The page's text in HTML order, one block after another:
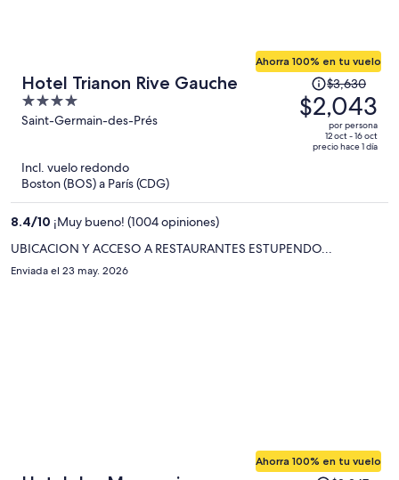
Hotel Trianon Rive Gauche
4
out
Saint-Germain-des-Prés
Ahorra 100% en tu vuelo
precio
era
$3,630
$2,043
$3,630
$2,043
por persona
12 oct - 16 oct
precio hace 1 día
Incl. vuelo redondo
Boston (BOS) a París (CDG)
8.4/10 ¡Muy bueno! (1004 opiniones)
UBICACION Y ACCESO A RESTAURANTES ESTUPENDO...
Enviada el 23 may. 2026
Ahorra 100% en tu vuelo